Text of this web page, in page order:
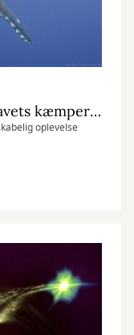
Livestreaming Langå: Med havets kæmper på jagt
oplevelse